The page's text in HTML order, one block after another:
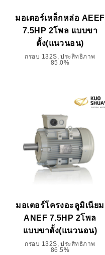
มอเตอร์เหล็กหล่อ AEEF
7.5HP 2โพล แบบขา
ตั้ง(แนวนอน)
กรอบ 132S, ประสิทธิภาพ
85.0%
มอเตอร์โครงอะลูมิเนียม
ANEF 7.5HP 2โพล
แบบขาตั้ง(แนวนอน)
กรอบ 132S, ประสิทธิภาพ
86.5%